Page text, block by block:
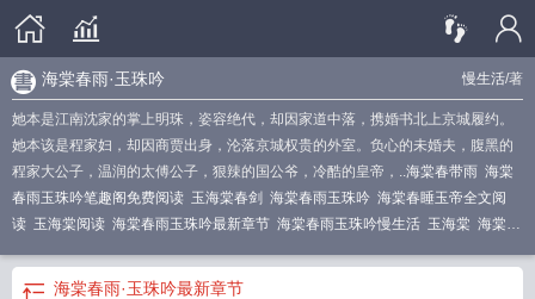
慢生活/著
海棠春雨·玉珠吟
她本是江南沈家的掌上明珠，姿容绝代，却因家道中落，携婚书北上京城履约。
她本该是程家妇，却因商贾出身，沦落京城权贵的外室。负心的未婚夫，腹黑的
程家大公子，温润的太傅公子，狠辣的国公爷，冷酷的皇帝，..海棠春带雨 海棠
春雨玉珠吟笔趣阁免费阅读 玉海棠春剑 海棠春雨玉珠吟 海棠春睡玉帝全文阅
读 玉海棠阅读 海棠春雨玉珠吟最新章节 海棠春雨玉珠吟慢生活 玉海棠 海棠春
么意思 海棠风韵玉梅春诗句意思 海棠春睡玉帝
海棠春雨·玉珠吟最新章节